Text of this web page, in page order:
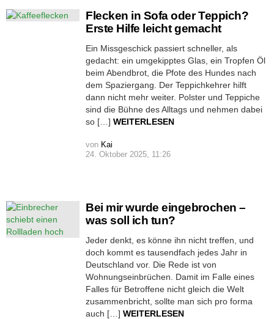
MORE
Flecken in Sofa oder Teppich?
Erste Hilfe leicht gemacht
Ein Missgeschick passiert schneller, als
gedacht: ein umgekipptes Glas, ein Tropfen Öl
beim Abendbrot, die Pfote des Hundes nach
dem Spaziergang. Der Teppichkehrer hilft
dann nicht mehr weiter. Polster und Teppiche
sind die Bühne des Alltags und nehmen dabei
so […] WEITERLESEN
von Kai
24. Oktober 2025, 11:26
Bei mir wurde eingebrochen –
was soll ich tun?
Jeder denkt, es könne ihn nicht treffen, und
doch kommt es tausendfach jedes Jahr in
Deutschland vor. Die Rede ist von
Wohnungseinbrüchen. Damit im Falle eines
Falles für Betroffene nicht gleich die Welt
zusammenbricht, sollte man sich pro forma
auch […] WEITERLESEN